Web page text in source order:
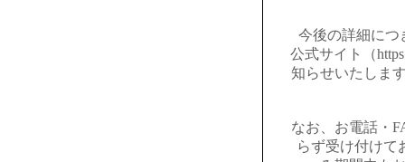
今後の詳細につ
公式サイト（
知らせいたしま
なお、お電話・
らず受け付けて